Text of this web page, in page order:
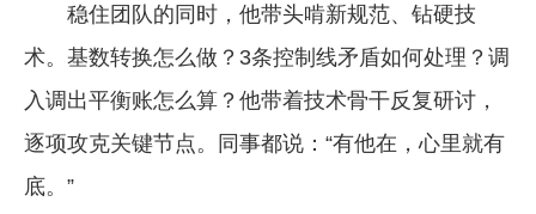
稳住团队的同时，他带头啃新规范、钻硬技
术。基数转换怎么做？3条控制线矛盾如何处理？调
入调出平衡账怎么算？他带着技术骨干反复研讨，
逐项攻克关键节点。同事都说：“有他在，心里就有
底。”